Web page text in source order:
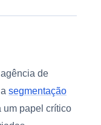
de
segmentação
um papel crítico